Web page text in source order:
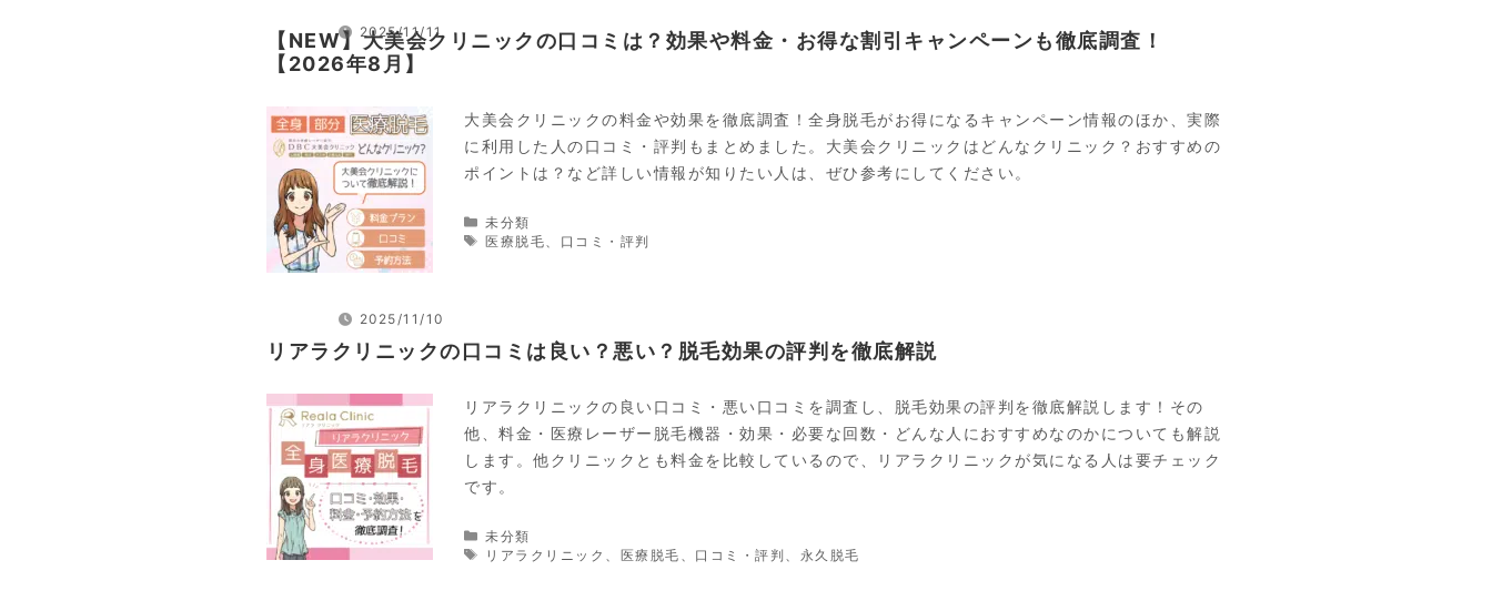
【NEW】大美会クリニックの口コミは？効果や料金・お得な割引キャンペーンも徹底調査！
【2026年8月】
2025/11/11
大美会クリニックの料金や効果を徹底調査！全身脱毛がお得になるキャンペーン情報のほか、実際
に利用した人の口コミ・評判もまとめました。大美会クリニックはどんなクリニック？おすすめの
ポイントは？など詳しい情報が知りたい人は、ぜひ参考にしてください。
カ
テ
未分類
タ
医療脱毛 口コミ・評判
リアラクリニックの口コミは良い？悪い？脱毛効果の評判を徹底解説
2025/11/10
リアラクリニックの良い口コミ・悪い口コミを調査し、脱毛効果の評判を徹底解説します！その
他、料金・医療レーザー脱毛機器・効果・必要な回数・どんな人におすすめなのかについても解説
します。他クリニックとも料金を比較しているので、リアラクリニックが気になる人は要チェック
です。
カ
テ
未分類
タ
リアラクリニック 医療脱毛 口コミ・評判 永久脱毛